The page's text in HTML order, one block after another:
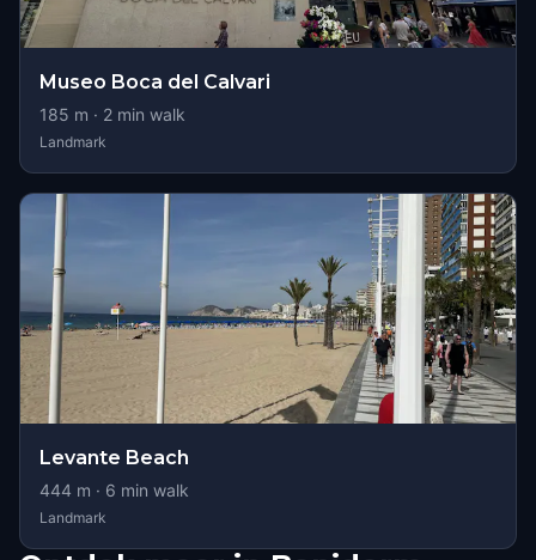
Museo Boca del Calvari
185 m · 2 min walk
Landmark
Levante Beach
444 m · 6 min walk
Landmark